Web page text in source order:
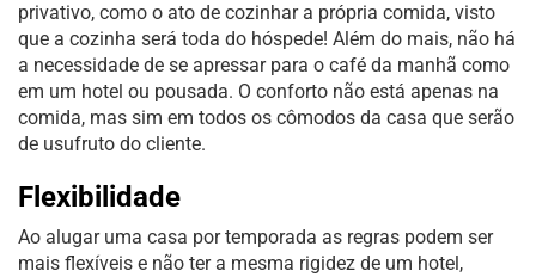
privativo, como o ato de cozinhar a própria comida, visto
que a cozinha será toda do hóspede! Além do mais, não há
a necessidade de se apressar para o café da manhã como
em um hotel ou pousada. O conforto não está apenas na
comida, mas sim em todos os cômodos da casa que serão
de usufruto do cliente.
Flexibilidade
Ao alugar uma casa por temporada as regras podem ser
mais flexíveis e não ter a mesma rigidez de um hotel,